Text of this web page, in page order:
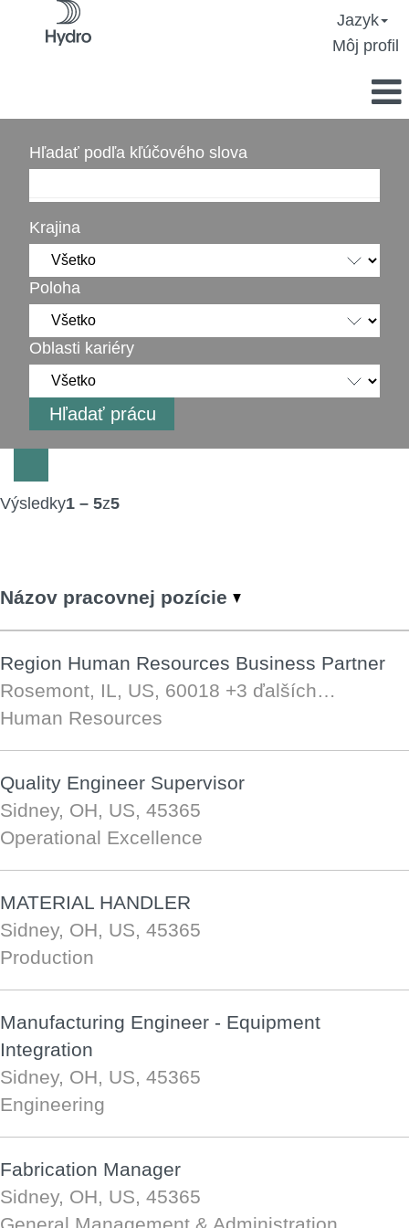
Jazyk
Môj profil
Hľadať podľa kľúčového slova
Krajina
Poloha
Oblasti kariéry
Výsledky1 – 5z5
Názov pracovnej pozície
Region Human Resources Business Partner
Rosemont, IL, US, 60018 +3 ďalších…
Human Resources
Quality Engineer Supervisor
Sidney, OH, US, 45365
Operational Excellence
MATERIAL HANDLER
Sidney, OH, US, 45365
Production
Manufacturing Engineer - Equipment
Integration
Sidney, OH, US, 45365
Engineering
Fabrication Manager
Sidney, OH, US, 45365